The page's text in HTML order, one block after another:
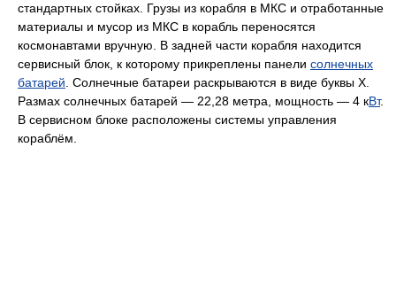
стандартных стойках. Грузы из корабля в МКС и отработанные
материалы и мусор из МКС в корабль переносятся
космонавтами вручную. В задней части корабля находится
сервисный блок, к которому прикреплены панели солнечных
батарей. Солнечные батареи раскрываются в виде буквы Х.
Размах солнечных батарей — 22,28 метра, мощность — 4 кВт.
В сервисном блоке расположены системы управления
кораблём.